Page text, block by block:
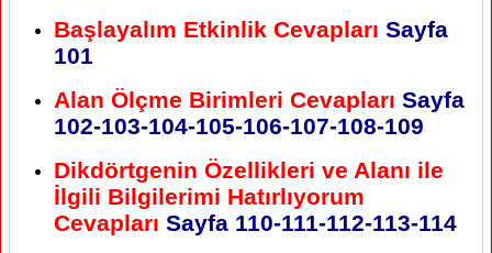
Başlayalım Etkinlik Cevapları Sayfa
101
Alan Ölçme Birimleri Cevapları Sayfa
102-103-104-105-106-107-108-109
Dikdörtgenin Özellikleri ve Alanı ile
İlgili Bilgilerimi Hatırlıyorum
Cevapları Sayfa 110-111-112-113-114